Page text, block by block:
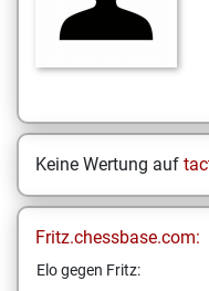
Keine Wertung auf
Fritz.chessbase.com:
Elo gegen Fritz: